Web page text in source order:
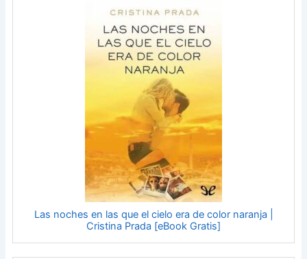
Las noches en las que el cielo era de color naranja |
Cristina Prada [eBook Gratis]